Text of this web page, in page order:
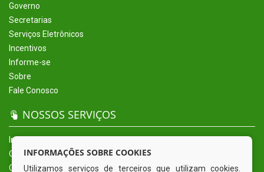
Governo
Secretarias
Serviços Eletrônicos
Incentivos
Informe-se
Sobre
Fale Conosco
NOSSOS SERVIÇOS
Início
O Município
Governo
INFORMAÇÕES SOBRE COOKIES
Utilizamos serviços de terceiros que utilizam cookies.